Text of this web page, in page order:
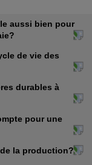
aussi bien pour
de vie des
durables à
pour une
la production?